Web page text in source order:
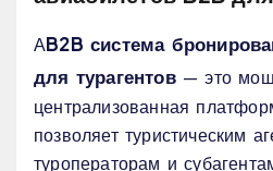
АB2B система
для турагентов— это
централизованная
позволяет туристическим
туроператорам и